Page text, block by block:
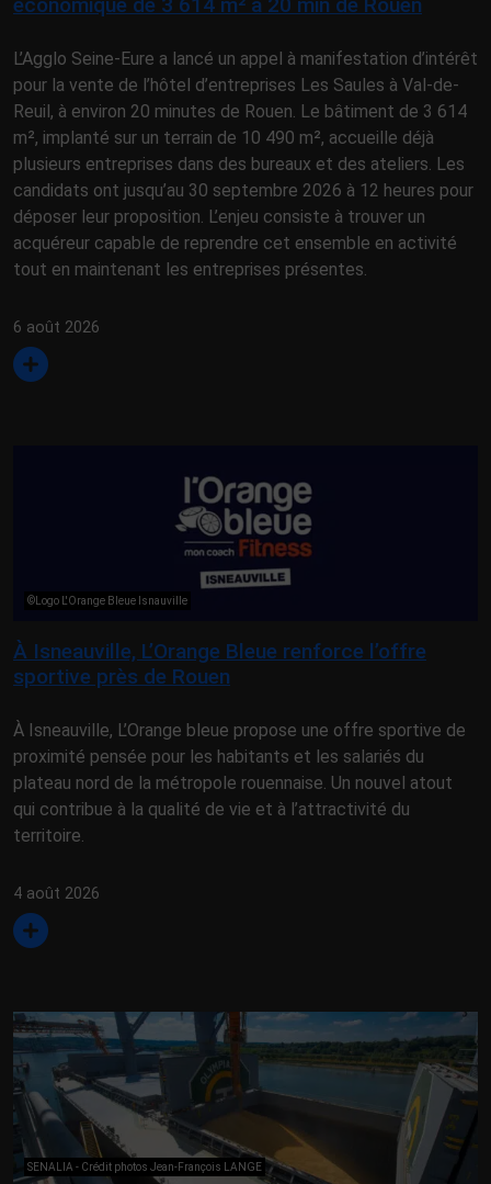
L’Agglo Seine-Eure a lancé un appel à manifestation d’intérêt
pour la vente de l’hôtel d’entreprises Les Saules à Val-de-
Reuil, à environ 20 minutes de Rouen. Le bâtiment de 3 614
m², implanté sur un terrain de 10 490 m², accueille déjà
plusieurs entreprises dans des bureaux et des ateliers. Les
candidats ont jusqu’au 30 septembre 2026 à 12 heures pour
déposer leur proposition. L’enjeu consiste à trouver un
acquéreur capable de reprendre cet ensemble en activité
tout en maintenant les entreprises présentes.
6 août 2026
©Logo L'Orange Bleue Isnauville
À Isneauville, L’Orange Bleue renforce l’offre
sportive près de Rouen
À Isneauville, L’Orange bleue propose une offre sportive de
proximité pensée pour les habitants et les salariés du
plateau nord de la métropole rouennaise. Un nouvel atout
qui contribue à la qualité de vie et à l’attractivité du
territoire.
4 août 2026
SENALIA - Crédit photos Jean-François LANGE